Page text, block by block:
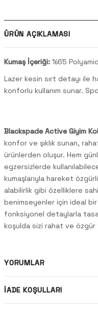
ÜRÜN AÇIKLAMASI
Kumaş İçeriği: %65
Lazer kesin sırt detayı ile
konforlu kullanım sunar.
Blackspade Active Giyim
konfor ve şıklık sunan,
ürünlerden oluşur. Hem
egzersizlerde
kumaşlarıyla hareket
alabilirlik gibi özelliklere
benimseyenler için ideal
fonksiyonel detaylarla
koşulda sizi rahat ve
YORUMLAR
İADE KOŞULLARI